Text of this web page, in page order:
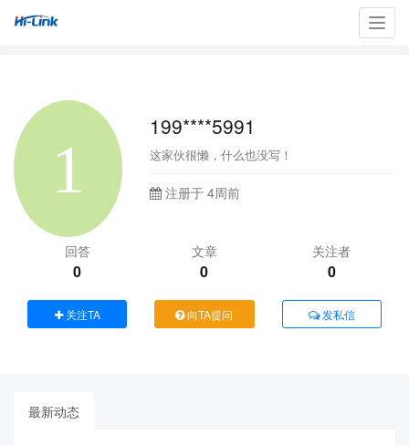
199****5991
这家伙很懒，什么也没写！
注册于 4周前
回答
0
文章
0
关注者
0
关注TA 向TA提问 发私信
最新动态